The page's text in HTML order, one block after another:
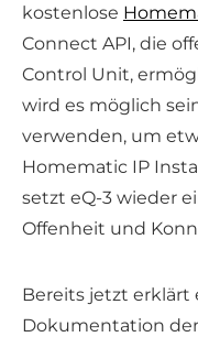
kostenlose
Connect API, die
Control Unit,
wird es möglich
verwenden, um
Homematic IP
setzt eQ-3 wieder
Offenheit und
Bereits jetzt erklärt
Dokumentation